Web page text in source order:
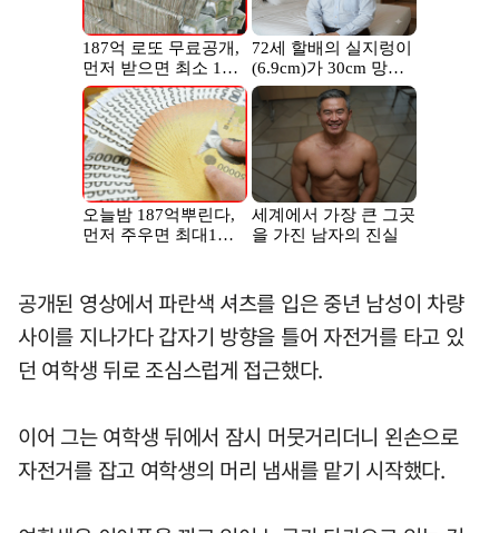
공개된 영상에서 파란색 셔츠를 입은 중년 남성이 차량
사이를 지나가다 갑자기 방향을 틀어 자전거를 타고 있
던 여학생 뒤로 조심스럽게 접근했다.
이어 그는 여학생 뒤에서 잠시 머뭇거리더니 왼손으로
자전거를 잡고 여학생의 머리 냄새를 맡기 시작했다.